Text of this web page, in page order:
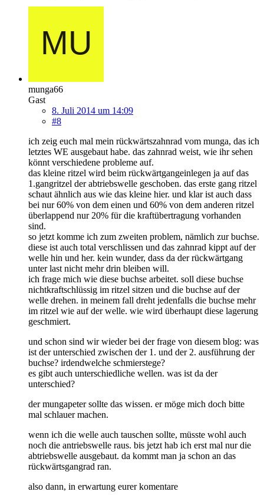
munga66
Gast
8. Juli 2014 um 14:09
#8
ich zeig euch mal mein rückwärtszahnrad vom munga, das ich
letztes WE ausgebaut habe. das zahnrad weist, wie ihr sehen
könnt verschiedene probleme auf.
das kleine ritzel wird beim rückwärtgangeinlegen ja auf das
1.gangritzel der abtriebswelle geschoben. das erste gang ritzel
schaut ähnlich aus wie das kleine hier. und klar ist auch dass
bei nur 60% von dem einen und 60% von dem anderen ritzel
überlappend nur 20% für die kraftübertragung vorhanden
sind.
so jetzt komme ich zum zweiten problem, nämlich zur buchse.
diese ist auch total verschlissen und das zahnrad kippt auf der
welle hin und her. kein wunder, dass da der rückwärtgang
unter last nicht mehr drin bleiben will.
ich frage mich wie diese buchse arbeitet. soll diese buchse
nichtkraftschlüssig im ritzel sitzen und die buchse auf der
welle drehen. in meinem fall dreht jedenfalls die buchse mehr
im ritzel wie auf der welle. wie wird überhaupt diese lagerung
geschmiert.
und schon sind wir wieder bei der frage von diesem blog: was
ist der unterschied zwischen der 1. und der 2. ausführung der
buchse? irdendwelche schmierstege?
es gibt auch unterschiedliche wellen. was ist da der
unterschied?
der mungapeter sollte das wissen. er möge mich doch bitte
mal schlauer machen.
wenn ich die welle auch tauschen sollte, müsste wohl auch
noch die antriebswelle raus. bis jetzt hab ich erst mal nur die
abtriebswelle ausgebaut. da kommt man ja schon an das
rückwärtsgangrad ran.
also dann, in erwartung eurer komentare